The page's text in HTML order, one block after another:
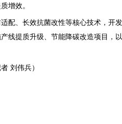
增效。
配、长效抗菌改性等核心技术，
线提质升级、节能降碳改造项目
刘伟兵）